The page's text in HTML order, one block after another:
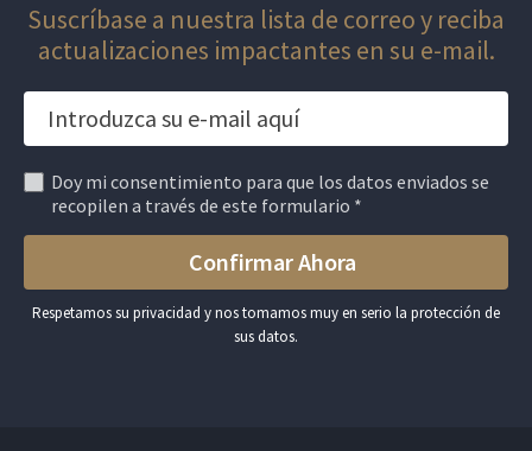
Suscríbase a nuestra lista de correo y reciba
actualizaciones impactantes en su e-mail.
Doy mi consentimiento para que los datos enviados se
recopilen a través de este formulario *
Respetamos su privacidad y nos tomamos muy en serio la protección de
sus datos.